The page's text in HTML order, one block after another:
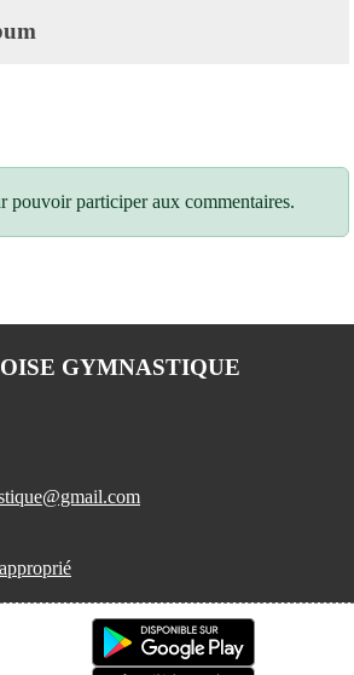
pouvoir participer aux commentaires.
GYMNASTIQUE